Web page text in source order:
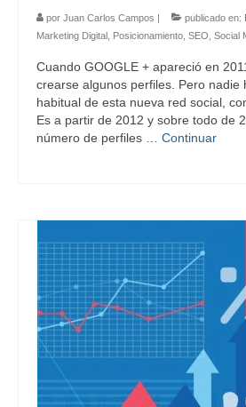
por Juan Carlos Campos | publicado en:
Marketing Digital Posicionamiento SEO Social
Cuando GOOGLE + apareció en
crearse algunos perfiles. Pero nadie
habitual de esta nueva red social,
Es a partir de 2012 y sobre todo de
número de perfiles … Continuar